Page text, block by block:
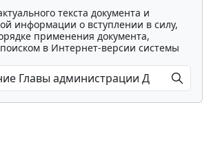
текста документа и
информации о вступлении в силу,
применения документа,
поиском в Интернет-версии системы